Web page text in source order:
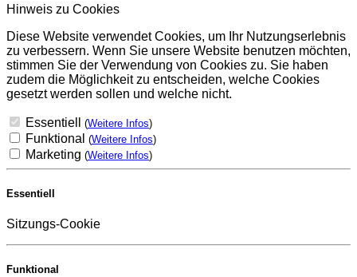
Hinweis zu Cookies
Diese Website verwendet Cookies, um Ihr Nutzungserlebnis
zu verbessern. Wenn Sie unsere Website benutzen möchten,
stimmen Sie der Verwendung von Cookies zu. Sie haben
zudem die Möglichkeit zu entscheiden, welche Cookies
gesetzt werden sollen und welche nicht.
Essentiell (Weitere Infos)
Funktional (Weitere Infos)
Marketing (Weitere Infos)
Essentiell
Sitzungs-Cookie
Funktional